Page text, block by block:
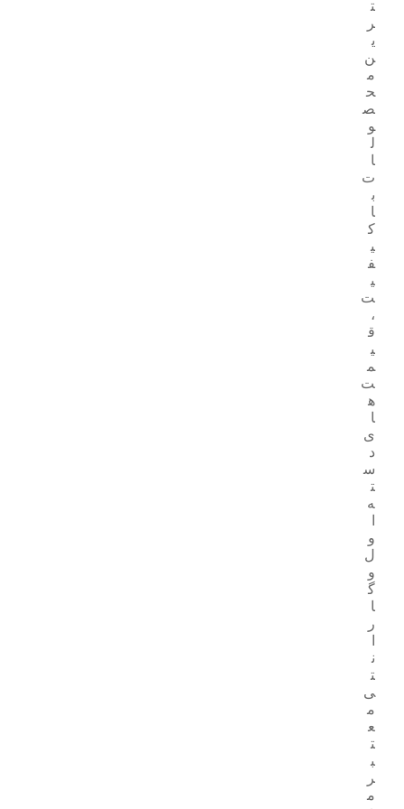
ت
ر
ی
ن
م
ح
ص
و
ل
ا
ت
ب
ا
ک
ی
ف
ی
ت
،
ق
ی
م
ت‌
ه
ا
ی
د
س
ت
ه
و
ل
و
گ
ا
ر
ن
ت
ی
م
ع
ت
ب
ر
م